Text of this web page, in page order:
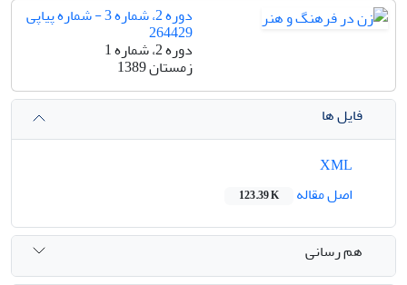
دوره 2، شماره 3 - شماره پیاپی
264429
دوره 2، شماره 1
زمستان 1389
فایل ها
اصل مقاله
123.39 K
هم رسانی